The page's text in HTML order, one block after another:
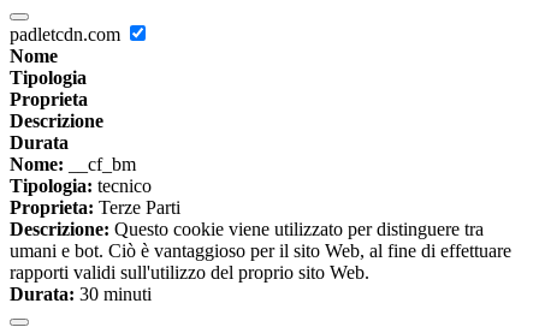
padletcdn.com
Nome
Tipologia
Proprieta
Descrizione
Durata
Nome: __cf_bm
Tipologia: tecnico
Proprieta: Terze Parti
Descrizione: Questo cookie viene utilizzato per distinguere tra
umani e bot. Ciò è vantaggioso per il sito Web, al fine di effettuare
rapporti validi sull'utilizzo del proprio sito Web.
Durata: 30 minuti